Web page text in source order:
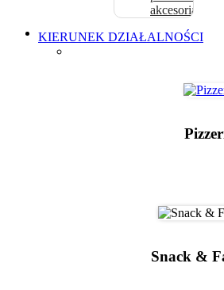
akcesoria
KIERUNEK DZIAŁALNOŚCI
Snack &